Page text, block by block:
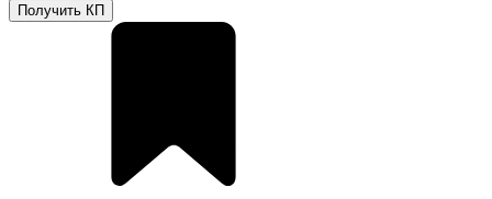
Получить КП